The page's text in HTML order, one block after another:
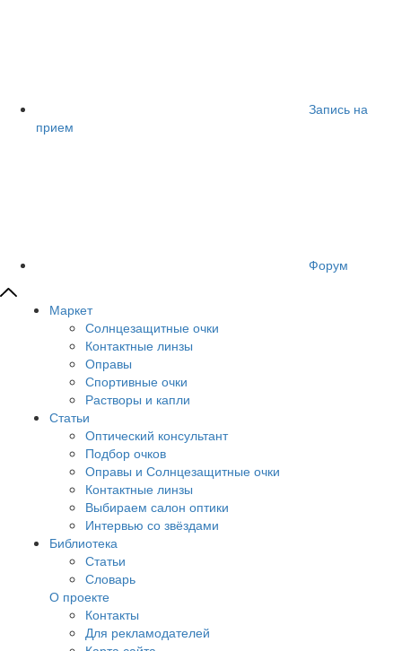
Запись на
прием
Форум
Маркет
Солнцезащитные очки
Контактные линзы
Оправы
Спортивные очки
Растворы и капли
Статьи
Оптический консультант
Подбор очков
Оправы и Солнцезащитные очки
Контактные линзы
Выбираем салон оптики
Интервью со звёздами
Библиотека
Статьи
Словарь
О проекте
Контакты
Для рекламодателей